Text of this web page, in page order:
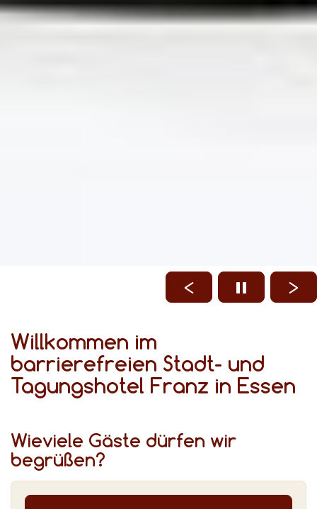
Willkommen im
barrierefreien Stadt- und
Tagungshotel Franz in Essen
Wieviele Gäste dürfen wir
begrüßen?